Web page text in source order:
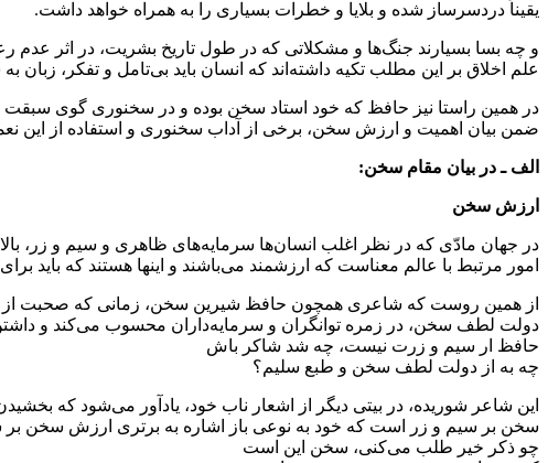
یقیناً دردسرساز شده و بلایا و خطرات بسیاری را به همراه خواهد داشت.
و چه بسا بسیارند جنگ‌ها و مشکلاتی که در طول تاریخ بشریت، در اثر عدم
علم اخلاق بر این مطلب تکیه داشته‌اند که انسان باید بی‌‌تامل و تفکر،
در همین راستا نیز حافظ که خود استاد سخن بوده و در سخنوری گوی سبقت
ضمن بیان اهمیت و ارزش سخن، برخی از آداب سخنوری و استفاده از این
الف ـ در بیان مقام سخن:
ارزش سخن
در جهان مادّی که در نظر اغلب انسان‌ها سرمایه‌های ظاهری و سیم و زر،
امور مرتبط با عالم معناست که ارزشمند می‌باشند و اینها هستند که باید
از همین روست که شاعری همچون حافظ شیرین سخن، زمانی که صحبت از
دولت لطف سخن، در زمره توانگران و سرمایه‌داران محسوب می‌کند و
حافظ ار سیم و زرت نیست، چه شد شاکر باش
چه به از دولت لطف سخن و طبع سلیم؟
این شاعر شوریده، در بیتی دیگر از اشعار ناب خود، یاد‌آور می‌شود که
سخن بر سیم و زر است که خود به نوعی باز اشاره به برتری ارزش سخن
چو ذکر خیر طلب می‌کنی، سخن این است